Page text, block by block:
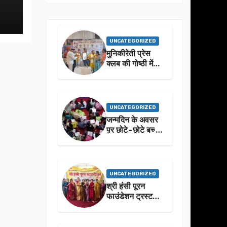
UNCATEGORIZED
मुनिकीरेती प्रेस
क्लब की गोष्ठी में
UNCATEGORIZED
जन्मदिन के अवसर
प़र छोटे-छोटे बच्चो
UNCATEGORIZED
श्री हंसी पूरन
फाउंडेशन ट्रस्ट